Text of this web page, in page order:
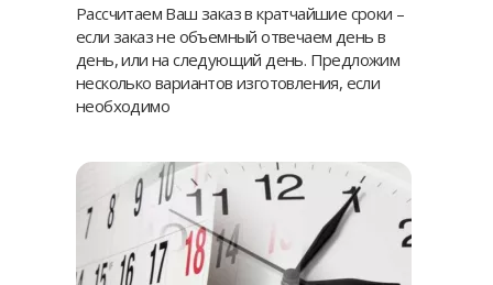
Рассчитаем Ваш заказ в кратчайшие сроки –
если заказ не объемный отвечаем день в
день, или на следующий день. Предложим
несколько вариантов изготовления, если
необходимо